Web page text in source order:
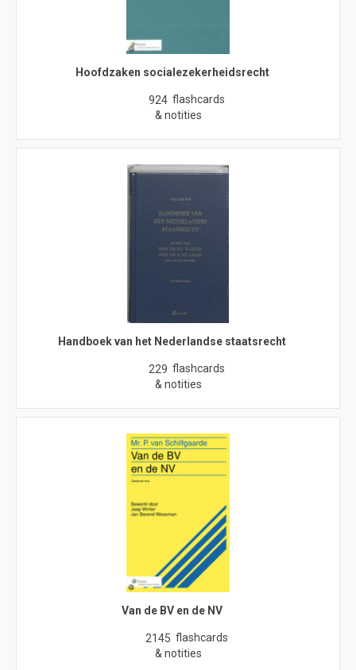
Hoofdzaken socialezekerheidsrecht
924 flashcards
& notities
Handboek van het Nederlandse staatsrecht
229 flashcards
& notities
Van de BV en de NV
2145 flashcards
& notities